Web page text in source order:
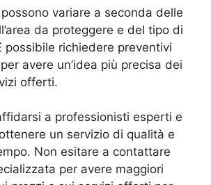
variare a seconda delle
da proteggere e del tipo di
possibile richiedere preventivi
avere un’idea più precisa dei
offerti.
a professionisti esperti e
un servizio di qualità e
Non esitare a contattare
per avere maggiori